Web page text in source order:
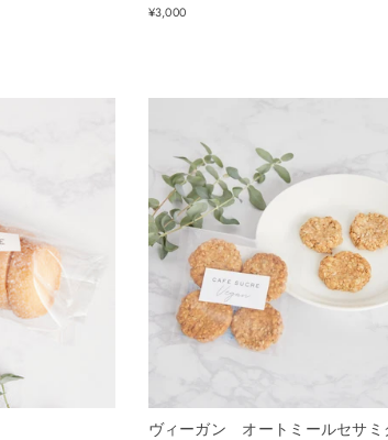
¥3,000
ヴィーガン オートミールセサミ